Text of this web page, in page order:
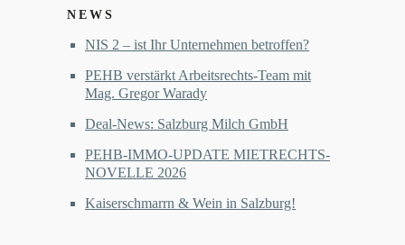
NEWS
NIS 2 – ist Ihr Unternehmen betroffen?
PEHB verstärkt Arbeitsrechts-Team mit
Mag. Gregor Warady
Deal-News: Salzburg Milch GmbH
PEHB-IMMO-UPDATE MIETRECHTS-
NOVELLE 2026
Kaiserschmarrn & Wein in Salzburg!